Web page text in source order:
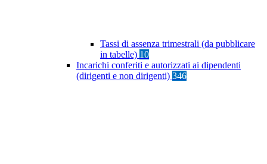
Tassi di assenza trimestrali (da pubblicare
in tabelle) 10
Incarichi conferiti e autorizzati ai dipendenti
(dirigenti e non dirigenti) 346